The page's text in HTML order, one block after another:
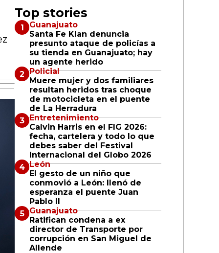
Top stories
Guanajuato
Santa Fe Klan denuncia
presunto ataque de policías a
su tienda en Guanajuato; hay
un agente herido
Policial
Muere mujer y dos familiares
resultan heridos tras choque
de motocicleta en el puente
de La Herradura
Entretenimiento
Calvin Harris en el FIG 2026:
fecha, cartelera y todo lo que
debes saber del Festival
Internacional del Globo 2026
León
El gesto de un niño que
conmovió a León: llenó de
esperanza el puente Juan
Pablo II
Guanajuato
Ratifican condena a ex
director de Transporte por
corrupción en San Miguel de
Allende